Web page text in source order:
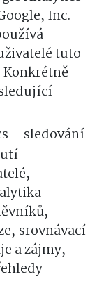
Inc.
tuto
– sledování
srovnávací
a zájmy,